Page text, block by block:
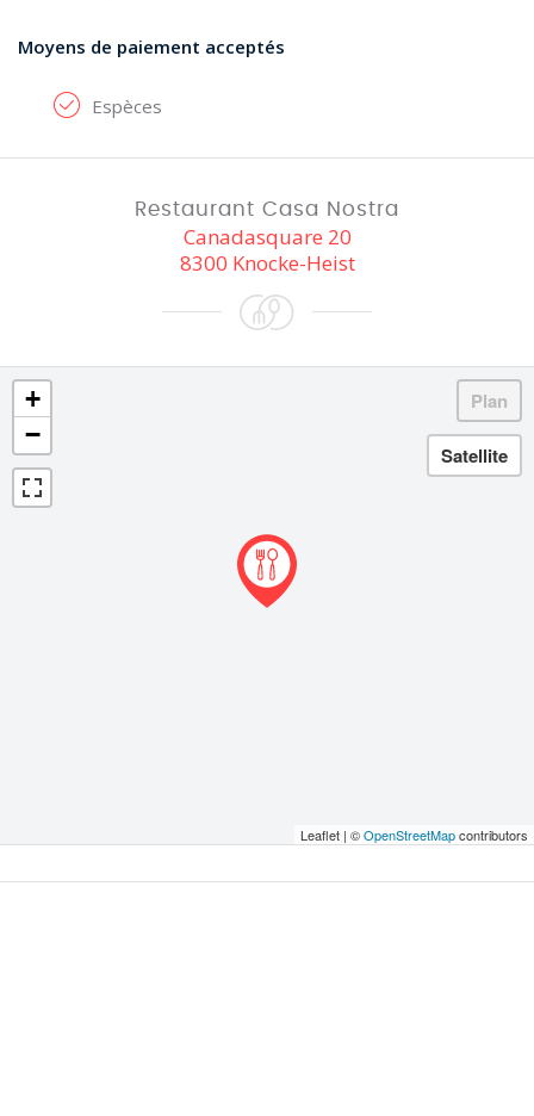
Moyens de paiement acceptés
Espèces
Restaurant Casa Nostra
Canadasquare 20
8300 Knocke-Heist
+
−
Leaflet | ©OpenStreetMapcontributors